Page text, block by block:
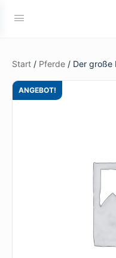
Start / Pferde / Der große
ANGEBOT!